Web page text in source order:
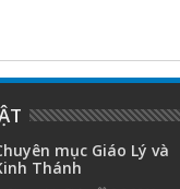
mục Giáo Lý và
Thánh